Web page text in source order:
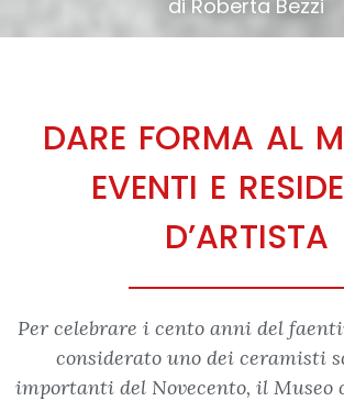
di Roberta Bezzi
DARE FORMA AL
EVENTI E
D’ARTISTA
Per celebrare i cento anni del
considerato uno dei ceramisti
importanti del Novecento, il Museo